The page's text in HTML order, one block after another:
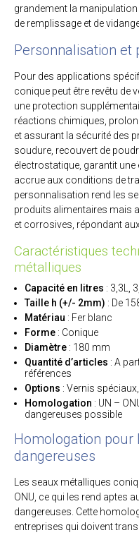
grandement la
de remplissage et de
Personnalisation et
Pour des applications
conique peut être revêtu de
une protection
réactions chimiques,
et assurant la sécurité des
soudure, recouvert de
électrostatique, garantit
accrue aux conditions de
personnalisation rend les
produits alimentaires mais
et corrosives, répondant
Caractéristiques
métalliques
Capacité en litres : 3,3L,
Taille h (+/- 2mm) : De
Matériau : Fer blanc
Forme : Conique
Diamètre : 180 mm
Quantité d’articles : A
références
Options : Vernis
Homologation : UN –
dangereuses possible
Homologation pour
dangereuses
Les seaux métalliques
ONU, ce qui les rend aptes
dangereuses. Cette
entreprises qui doivent